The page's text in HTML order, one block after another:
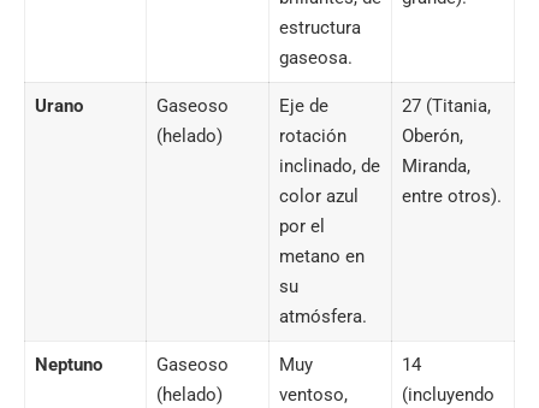
estructura
gaseosa.
Urano
Gaseoso
(helado)
Eje de
rotación
inclinado, de
color azul
por el
metano en
su
atmósfera.
27 (Titania,
Oberón,
Miranda,
entre otros).
Neptuno
Gaseoso
(helado)
Muy
ventoso,
14
(incluyendo